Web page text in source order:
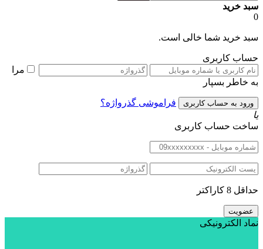
سبد خرید
0
سبد خرید شما خالی است.
حساب کاربری
مرا
به خاطر بسپار
فراموشی گذرواژه؟
یا
ساخت حساب کاربری
حداقل 8 کاراکتر
نماد الکترونیکی